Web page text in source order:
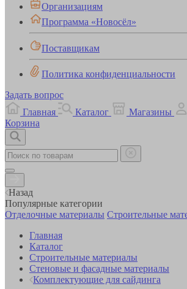
Организациям
Программа «Новосёл»
Поставщикам
Политика конфиденциальности
Задать вопрос
Главная
Каталог Магазины
Корзина
Назад
Популярные категории
Отделочные материалы Строительные
Главная
Каталог
Строительные материалы
Стеновые и фасадные материалы
Комплектующие для сайдинга